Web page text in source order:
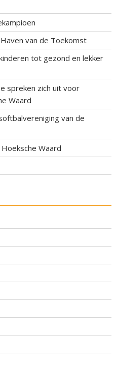
van de Toekomst
tot gezond en lekker
spreken zich uit voor
Waard
van de
Waard